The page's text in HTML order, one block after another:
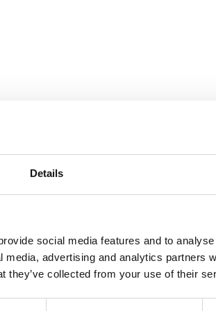
Details
social media features and to
advertising and analytics partners
they’ve collected from your use of their